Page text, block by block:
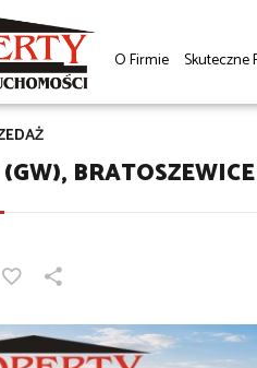
O Firmie Skuteczne
BRATOSZEWICE